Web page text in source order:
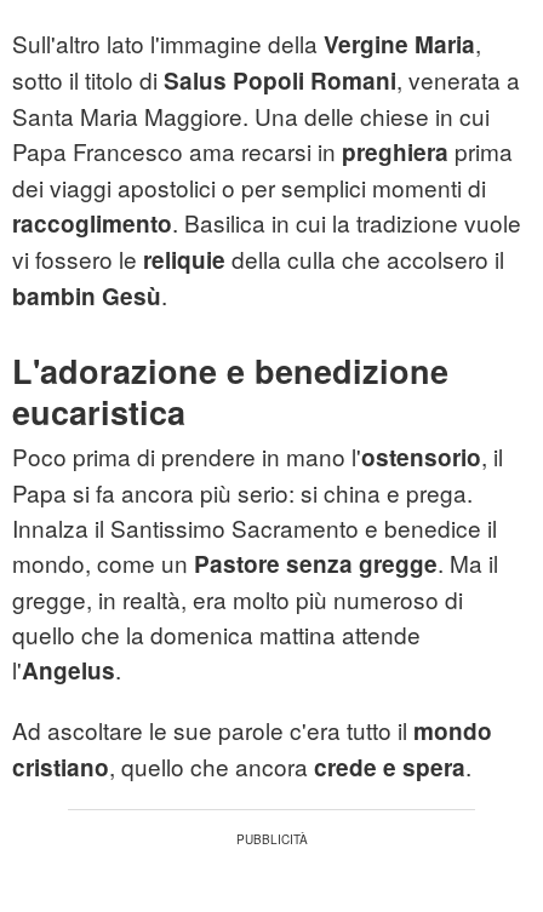
Sull'altro lato l'immagine della Vergine Maria,
sotto il titolo di Salus Popoli Romani, venerata a
Santa Maria Maggiore. Una delle chiese in cui
Papa Francesco ama recarsi in preghiera prima
dei viaggi apostolici o per semplici momenti di
raccoglimento. Basilica in cui la tradizione vuole
vi fossero le reliquie della culla che accolsero il
bambin Gesù.
L'adorazione e benedizione
eucaristica
Poco prima di prendere in mano l'ostensorio, il
Papa si fa ancora più serio: si china e prega.
Innalza il Santissimo Sacramento e benedice il
mondo, come un Pastore senza gregge. Ma il
gregge, in realtà, era molto più numeroso di
quello che la domenica mattina attende
l'Angelus.
Ad ascoltare le sue parole c'era tutto il mondo
cristiano, quello che ancora crede e spera.